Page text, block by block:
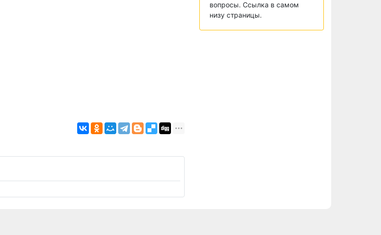
вопросы. Ссылка в самом
низу страницы.